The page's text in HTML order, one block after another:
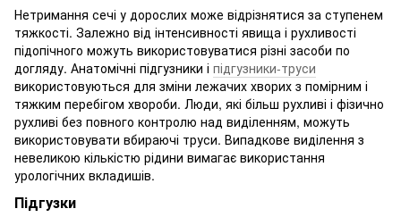
Нетримання сечі у дорослих може відрізнятися за ступенем
тяжкості. Залежно від інтенсивності явища і рухливості
підопічного можуть використовуватися різні засоби по
догляду. Анатомічні підгузники і підгузники-труси
використовуються для зміни лежачих хворих з помірним і
тяжким перебігом хвороби. Люди, які більш рухливі і фізично
рухливі без повного контролю над виділенням, можуть
використовувати вбираючі труси. Випадкове виділення з
невеликою кількістю рідини вимагає використання
урологічних вкладишів.
Підгузки